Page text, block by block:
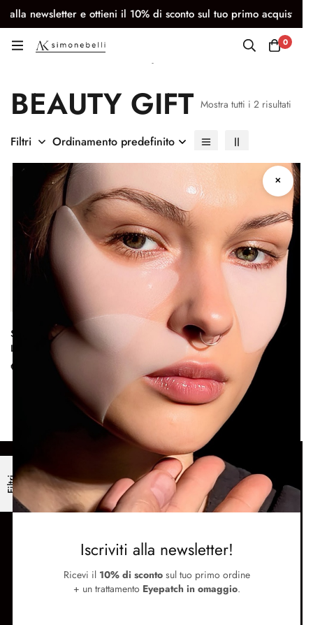
e ottieni il 10% di sconto sul tuo primo acquisto
0
Filtri
BEAUTY GIFT Mostra tutti i 2 risultati
Filtri Ordinamento predefinito
Silver Opale | Cofanetto
Labbra Opale Limited Edition
€
Silver Opale | Cofanetto
Labbra 2 Opale Limited Edition
€64.00
SUPPORTO
Termini e condizioni
Metodi di pagamento e spedizione
Iscriviti alla newsletter!
Ricevi il 10% di scontosul tuo primo ordine
+ un trattamento Eyepatch in omaggio.
✕